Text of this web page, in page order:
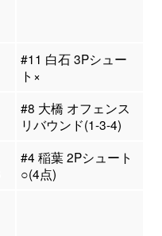
#11 白石 3Pシュー
ト×
#8 大橋 オフェンス
リバウンド(1-3-4)
#4 稲葉 2Pシュート
○(4点)